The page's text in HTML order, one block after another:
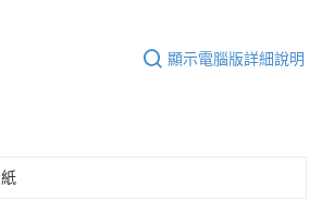
顯示電腦版詳細說明
紙